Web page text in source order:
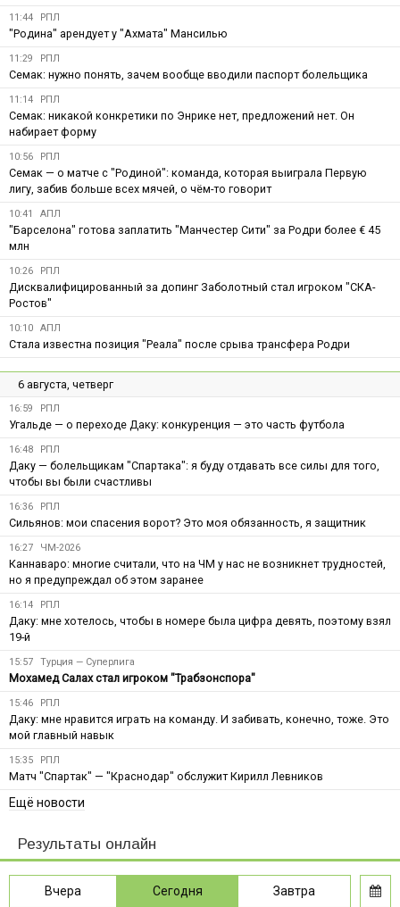
11:44 РПЛ
"Родина" арендует у "Ахмата" Мансилью
11:29 РПЛ
Семак: нужно понять, зачем вообще вводили паспорт болельщика
11:14 РПЛ
Семак: никакой конкретики по Энрике нет, предложений нет. Он
набирает форму
10:56 РПЛ
Семак — о матче с "Родиной": команда, которая выиграла Первую
лигу, забив больше всех мячей, о чём-то говорит
10:41 АПЛ
"Барселона" готова заплатить "Манчестер Сити" за Родри более € 45
млн
10:26 РПЛ
Дисквалифицированный за допинг Заболотный стал игроком "СКА-
Ростов"
10:10 АПЛ
Стала известна позиция "Реала" после срыва трансфера Родри
6 августа, четверг
16:59 РПЛ
Угальде — о переходе Даку: конкуренция — это часть футбола
16:48 РПЛ
Даку — болельщикам "Спартака": я буду отдавать все силы для того,
чтобы вы были счастливы
16:36 РПЛ
Сильянов: мои спасения ворот? Это моя обязанность, я защитник
16:27 ЧМ-2026
Каннаваро: многие считали, что на ЧМ у нас не возникнет трудностей,
но я предупреждал об этом заранее
16:14 РПЛ
Даку: мне хотелось, чтобы в номере была цифра девять, поэтому взял
19-й
15:57 Турция — Суперлига
Мохамед Салах стал игроком "Трабзонспора"
15:46 РПЛ
Даку: мне нравится играть на команду. И забивать, конечно, тоже. Это
мой главный навык
15:35 РПЛ
Матч "Спартак" — "Краснодар" обслужит Кирилл Левников
Ещё новости
Результаты онлайн
Вчера Сегодня Завтра